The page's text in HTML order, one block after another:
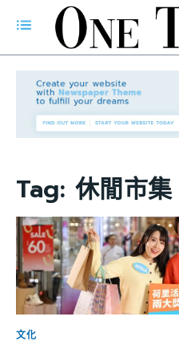
Tag: 休閒市集
文化